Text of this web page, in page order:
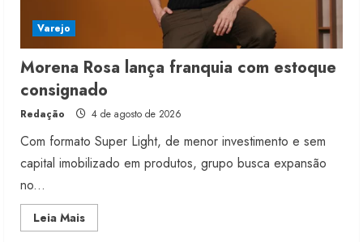
Varejo
Morena Rosa lança franquia com estoque
consignado
Redação 4 de agosto de 2026
Com formato Super Light, de menor investimento e sem
capital imobilizado em produtos, grupo busca expansão
no...
Leia MaisRead
more